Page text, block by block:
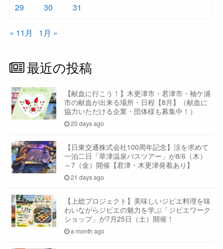
29
30 31
« 11月 1月 »
最近の投稿
【献血に行こう！】木更津市・君津市・袖ケ浦
市の献血が出来る場所・日程【8月】（献血に
協力いただける企業・団体様も募集中！）
20 days ago
【日東交通株式会社100周年記念】涼を求めて
一泊二日「草津温泉バスツアー」が8/6（木）
～7（金）開催【君津・木更津発着あり】
21 days ago
【上総プロジェクト】美味しいジビエ料理を味
わいながらジビエの魅力を学ぶ「ジビエワーク
ショップ」が7月25日（土）開催！
a month ago